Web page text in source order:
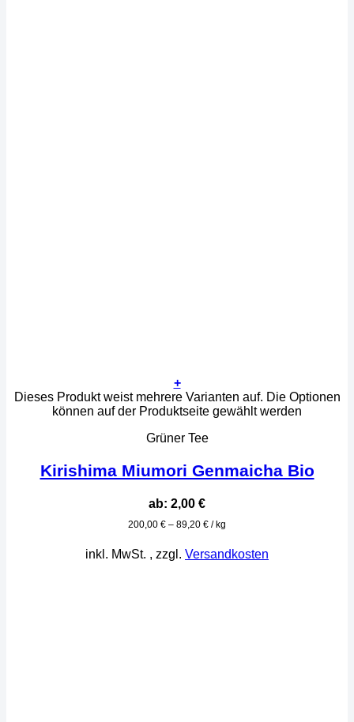
+
Dieses Produkt weist mehrere Varianten auf. Die Optionen
können auf der Produktseite gewählt werden
Grüner Tee
Kirishima Miumori Genmaicha Bio
ab: 2,00 €
200,00 € – 89,20 € / kg
inkl. MwSt. , zzgl. Versandkosten